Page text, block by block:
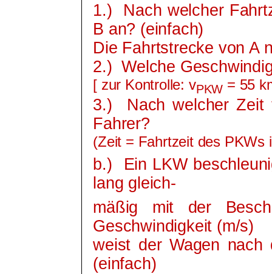
1.)
Nach welcher
B an? (einfach)
Die Fahrtstrecke von A
2.) Welche
[ zur Kontrolle: vPKW = 55
3.)
Nach welcher Zeit
Fahrer?
(Zeit = Fahrtzeit des PKWs
b.)
Ein LKW
lang gleich-
mäßig mit der
Geschwindigkeit (m/s)
weist der Wagen nach
(einfach)